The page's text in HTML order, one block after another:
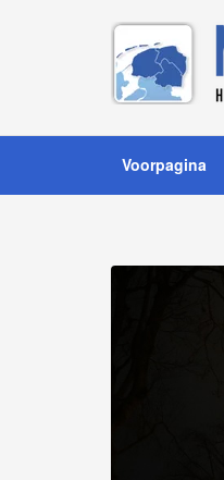
Voorpagina